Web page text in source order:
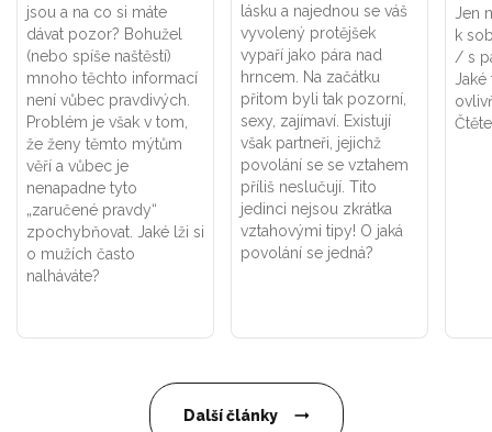
jsou a na co si máte
dávat pozor? Bohužel
(nebo spíše naštěstí)
mnoho těchto informací
není vůbec pravdivých.
Problém je však v tom,
že ženy těmto mýtům
věří a vůbec je
nenapadne tyto
„zaručené pravdy“
zpochybňovat. Jaké lži si
o mužích často
nalháváte?
lásku a najednou se váš
vyvolený protějšek
vypaří jako pára nad
hrncem. Na začátku
přitom byli tak pozorní,
sexy, zajímaví. Existují
však partneři, jejichž
povolání se se vztahem
příliš neslučují. Tito
jedinci nejsou zkrátka
vztahovými tipy! O jaká
povolání se jedná?
Jen
k
/ s
Další články